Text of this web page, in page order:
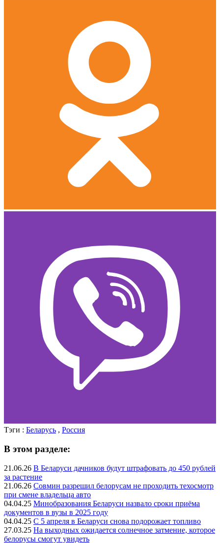
Тэги : Беларусь , Россия
В этом разделе:
21.06.26 В Беларуси дачников будут штрафовать до 450 рублей
за растение
21.06.26 Совмин разрешил белорусам не проходить техосмотр
при смене владельца авто
04.04.25 Минобразования Беларуси назвало сроки приёма
документов в вузы в 2025 году
04.04.25 С 5 апреля в Беларуси снова подорожает топливо
27.03.25 На выходных ожидается солнечное затмение, которое
белорусы смогут увидеть